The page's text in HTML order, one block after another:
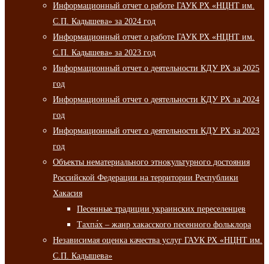
Информационный отчет о работе ГАУК РХ «НЦНТ им.
С.П. Кадышева» за 2024 год
Информационный отчет о работе ГАУК РХ «НЦНТ им.
С.П. Кадышева» за 2023 год
Информационный отчет о деятельности КДУ РХ за 2025
год
Информационный отчет о деятельности КДУ РХ за 2024
год
Информационный отчет о деятельности КДУ РХ за 2023
год
Объекты нематериального этнокультурного достояния
Российской Федерации на территории Республики
Хакасия
Песенные традиции украинских переселенцев
Тахпа́х – жанр хакасского песенного фольклора
Независимая оценка качества услуг ГАУК РХ «НЦНТ им.
С.П. Кадышева»